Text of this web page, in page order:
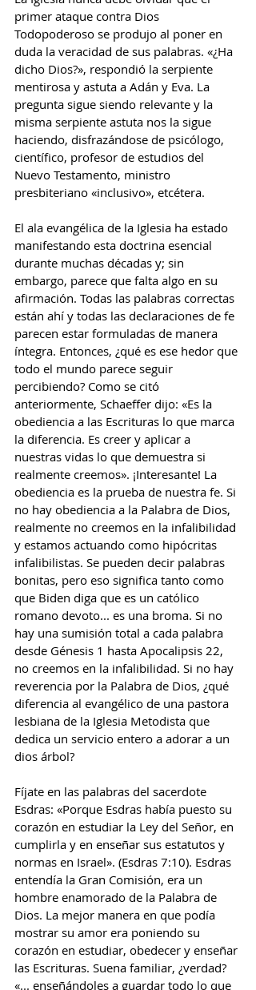
primer ataque contra Dios
Todopoderoso se produjo al poner en
duda la veracidad de sus palabras. «¿Ha
dicho Dios?», respondió la serpiente
mentirosa y astuta a Adán y Eva. La
pregunta sigue siendo relevante y la
misma serpiente astuta nos la sigue
haciendo, disfrazándose de psicólogo,
científico, profesor de estudios del
Nuevo Testamento, ministro
presbiteriano «inclusivo», etcétera.
El ala evangélica de la Iglesia ha estado
manifestando esta doctrina esencial
durante muchas décadas y; sin
embargo, parece que falta algo en su
afirmación. Todas las palabras correctas
están ahí y todas las declaraciones de fe
parecen estar formuladas de manera
íntegra. Entonces, ¿qué es ese hedor que
todo el mundo parece seguir
percibiendo? Como se citó
anteriormente, Schaeffer dijo: «Es la
obediencia a las Escrituras lo que marca
la diferencia. Es creer y aplicar a
nuestras vidas lo que demuestra si
realmente creemos». ¡Interesante! La
obediencia es la prueba de nuestra fe. Si
no hay obediencia a la Palabra de Dios,
realmente no creemos en la infalibilidad
y estamos actuando como hipócritas
infalibilistas. Se pueden decir palabras
bonitas, pero eso significa tanto como
que Biden diga que es un católico
romano devoto... es una broma. Si no
hay una sumisión total a cada palabra
desde Génesis 1 hasta Apocalipsis 22,
no creemos en la infalibilidad. Si no hay
reverencia por la Palabra de Dios, ¿qué
diferencia al evangélico de una pastora
lesbiana de la Iglesia Metodista que
dedica un servicio entero a adorar a un
dios árbol?
Fíjate en las palabras del sacerdote
Esdras: «Porque Esdras había puesto su
corazón en estudiar la Ley del Señor, en
cumplirla y en enseñar sus estatutos y
normas en Israel». (Esdras 7:10). Esdras
entendía la Gran Comisión, era un
hombre enamorado de la Palabra de
Dios. La mejor manera en que podía
mostrar su amor era poniendo su
corazón en estudiar, obedecer y enseñar
las Escrituras. Suena familiar, ¿verdad?
«... enseñándoles a guardar todo lo que